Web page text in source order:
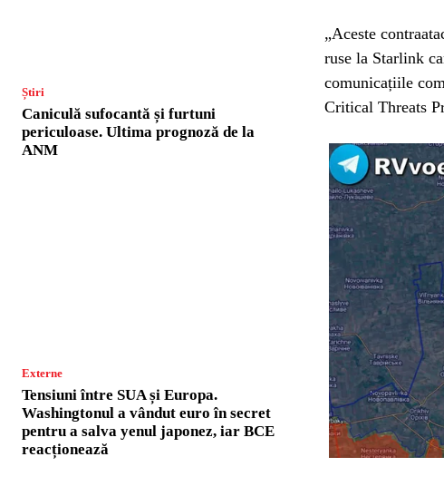
Știri
Caniculă sufocantă și furtuni
periculoase. Ultima prognoză de la
ANM
Externe
Tensiuni între SUA și Europa.
Washingtonul a vândut euro în secret
pentru a salva yenul japonez, iar BCE
reacționează
„Aceste
ruse la Starlink
comunicațiile
Critical Threats